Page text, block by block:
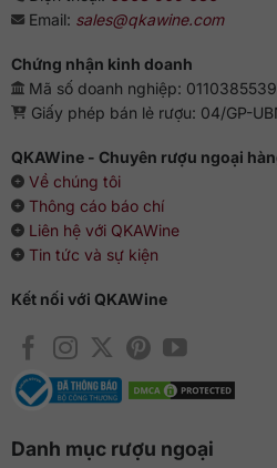
Với nồng độ chỉ 40% khá nhẹ
chất không có vấn đề gì. Nếu
nước lọc để mùi rượu được tâng
Four Oak có vẻ không phù hợp
Email: sales@qkawine.com
Chứng nhận kinh doanh
Mã số doanh nghiệp:
Giấy phép bán lẻ rượu: 04/GP-
QKAWine - Chuyên rượu ngoại
Về chúng tôi
Thông cáo báo chí
Liên hệ với QKAWine
Tin tức và sự kiện
Kết nối với QKAWine
Danh mục rượu ngoại